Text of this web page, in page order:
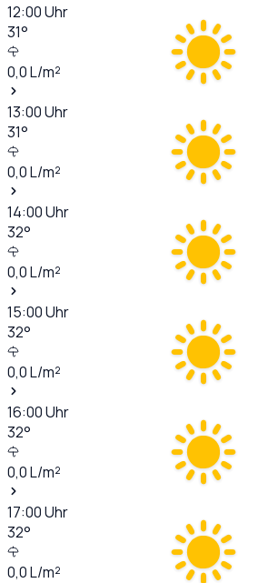
12:00Uhr
31°
0,0L/m²
13:00Uhr
31°
0,0L/m²
14:00Uhr
32°
0,0L/m²
15:00Uhr
32°
0,0L/m²
16:00Uhr
32°
0,0L/m²
17:00Uhr
32°
0,0L/m²